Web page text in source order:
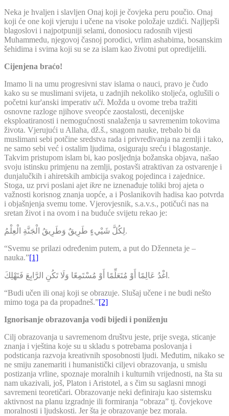
Neka je hvaljen i slavljen Onaj koji je čovjeka peru poučio. Onaj
koji će one koji vjeruju i učene na visoke položaje uzdići. Najljepši
blagoslovi i najpotpuniji selami, donosiocu radosnih vijesti
Muhammedu, njegovoj časnoj porodici, vrlim ashabima, bosanskim
šehidima i svima koji su se za islam kao životni put opredijelili.
Cijenjena braćo!
Imamo li na umu progresivni stav islama o nauci, pravo je čudo
kako su se muslimani svijeta, u zadnjih nekoliko stoljeća, oglušili o
početni kur'anski imperativ uči. Možda u ovome treba tražiti
osnovne razloge njihove sveopće zaostalosti, decenijske
eksploatiranosti i nemogućnosti snalaženja u savremenim tokovima
života. Vjerujući u Allaha, dž.š., snagom nauke, trebalo bi da
muslimani sebi potčine sredstva rada i privređivanja na zemlji i tako,
ne samo sebi već i ostalim ljudima, osiguraju sreću i blagostanje.
Takvim pristupom islam bi, kao posljednja božanska objava, našao
svoju istinsku primjenu na zemlji, postavši atraktivan za ostvarenje i
dunjalučkih i ahiretskih ambicija svakog pojedinca i zajednice.
Stoga, uz prvi poslani ajet ikre ne iznenađuje toliki broj ajeta o
važnosti korisnog znanja uopće, a i Poslanikovih hadisa kao potvrda
i objašnjenja svemu tome. Vjerovjesnik, s.a.v.s., potičući nas na
sretan život i na ovom i na buduće svijetu rekao je:
لِكُلَّ شَيْيءٍ طَرِيقٌ وَطَرِيقُ الْجَنَّةِ الْعِلْمُ.
“Svemu se prilazi određenim putem, a put do Dženneta je –
nauka.”[1]
اغْدُ عَالِمًا أَوْ مُتَعَلِّمًا أَوْ مُسْتَمِعًا وَلَا تَكُنِ الرَّابِعَ فَتَهْلِكَ.
“Budi učen ili onaj koji se obrazuje. Slušaj učene i ne budi nešto
mimo toga pa da propadneš.”[2]
Ignorisanje obrazovanja vodi bijedi i poniženju
Cilj obrazovanja u savremenom društvu jeste, prije svega, sticanje
znanja i vještina koje su u skladu s potrebama poslovanja i
podsticanja razvoja kreativnih sposobnosti ljudi. Međutim, nikako se
ne smiju zanemariti i humanistički ciljevi obrazovanja, u smislu
postizanja vrline, spoznaje moralnih i kulturnih vrijednosti, na šta su
nam ukazivali, još, Platon i Aristotel, a s čim su saglasni mnogi
savremeni teoretičari. Obrazovanje neki definiraju kao sistemsku
aktivnost na planu izgradnje ili formiranja “obraza” tj. čovjekove
moralnosti i ljudskosti. Jer šta je obrazovanje bez morala.